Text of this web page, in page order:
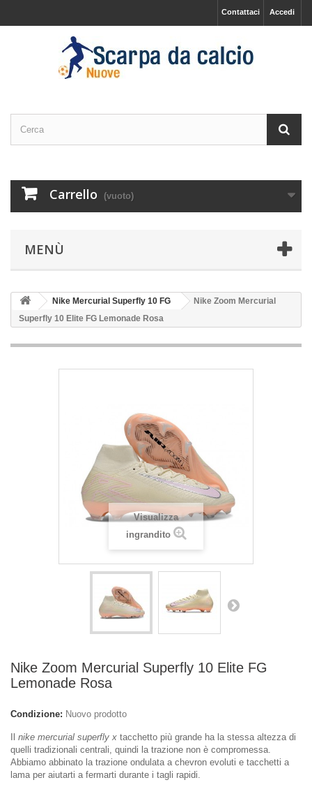
Accedi
Contattaci
Carrello (vuoto)
MENÙ
Nike Mercurial Superfly 10 FG
Nike Zoom Mercurial
Superfly 10 Elite FG Lemonade Rosa
Visualizza
ingrandito
Nike Zoom Mercurial Superfly 10 Elite FG
Lemonade Rosa
Condizione: Nuovo prodotto
nike mercurial superfly x tacchetto più grande ha la stessa altezza di
quelli tradizionali centrali, quindi la trazione non è compromessa.
Abbiamo abbinato la trazione ondulata a chevron evoluti e tacchetti a
lama per aiutarti a fermarti durante i tagli rapidi.